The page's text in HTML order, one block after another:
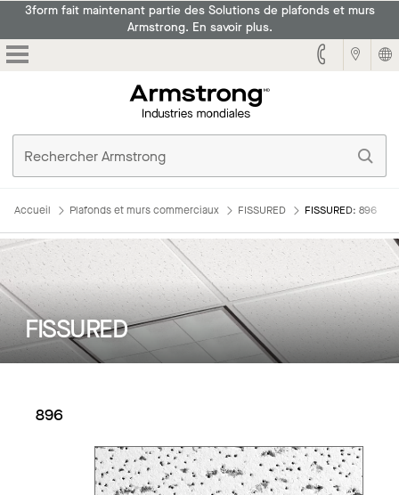
3form fait maintenant partie des Solutions de plafonds et murs
Armstrong. En savoir plus.
Accueil Plafonds et murs commerciaux FISSURED FISSURED: 896
FISSURED
896